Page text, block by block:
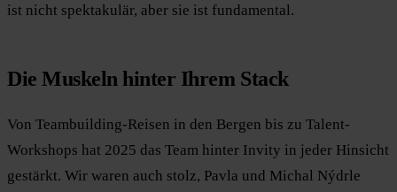
ist nicht spektakulär, aber sie ist fundamental.
Die Muskeln hinter Ihrem Stack
Von Teambuilding-Reisen in den Bergen bis zu Talent-
Workshops hat 2025 das Team hinter Invity in jeder Hinsicht
gestärkt. Wir waren auch stolz, Pavla und Michal Nýdrle